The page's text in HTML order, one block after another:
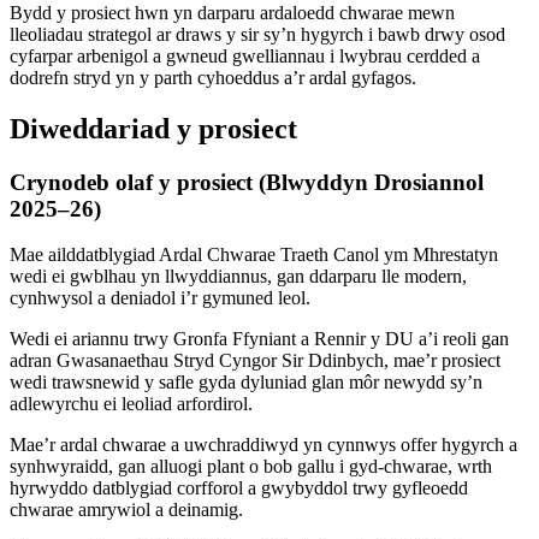
Bydd y prosiect hwn yn darparu ardaloedd chwarae mewn
lleoliadau strategol ar draws y sir sy’n hygyrch i bawb drwy osod
cyfarpar arbenigol a gwneud gwelliannau i lwybrau cerdded a
dodrefn stryd yn y parth cyhoeddus a’r ardal gyfagos.
Diweddariad y prosiect
Crynodeb olaf y prosiect (Blwyddyn Drosiannol
2025–26)
Mae ailddatblygiad Ardal Chwarae Traeth Canol ym Mhrestatyn
wedi ei gwblhau yn llwyddiannus, gan ddarparu lle modern,
cynhwysol a deniadol i’r gymuned leol.
Wedi ei ariannu trwy Gronfa Ffyniant a Rennir y DU a’i reoli gan
adran Gwasanaethau Stryd Cyngor Sir Ddinbych, mae’r prosiect
wedi trawsnewid y safle gyda dyluniad glan môr newydd sy’n
adlewyrchu ei leoliad arfordirol.
Mae’r ardal chwarae a uwchraddiwyd yn cynnwys offer hygyrch a
synhwyraidd, gan alluogi plant o bob gallu i gyd-chwarae, wrth
hyrwyddo datblygiad corfforol a gwybyddol trwy gyfleoedd
chwarae amrywiol a deinamig.